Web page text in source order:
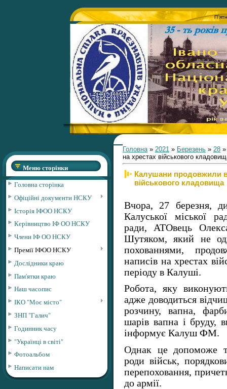
Меню сторінки
Головна сторінка
Офіційні документи НСКУ
Історія ІФОО НСКУ
Керівництво ІФ ОО НСКУ
Члени ІФ ОО НСКУ
Премії ІФОО НСКУ
Дослідники краю
Пам'ятки краю
Наш часопис
ІКО "Моє місто"
ЗНП "Галич"
Годинник часу
"Українці в світі"
Фотоальбом
Написати нам
Головна» 2021 » Березень » 28
на хрестах військового
Калушани продовжили
військового кладовища
Вчора, 27 березня,
Калуської міської
ради, АТОвець
Шутяком, який не
похованнями,
написів на хрестах
періоду в Калуші.
Робота, яку
адже доводиться
розчину, вапна,
шарів вапна і бруду,
інформує Калуш ФМ.
Однак це допоможе
роди військ,
перепоховання,
до армії.